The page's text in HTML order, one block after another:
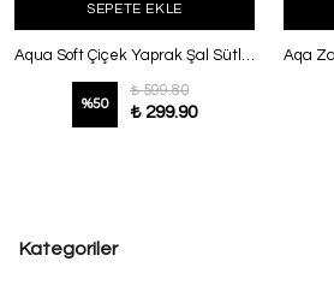
SEPETE EKLE
Aqua Soft Çiçek Yaprak Şal Sütlü Kahve
%50
₺ 599.80
₺ 299.90
Kategoriler